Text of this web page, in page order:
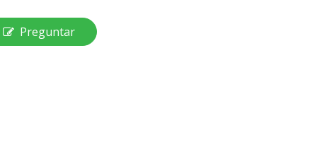
Preguntar